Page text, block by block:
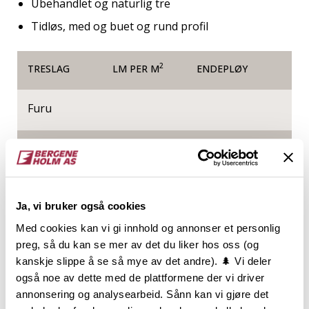
Ja, vi bruker også cookies
Med cookies kan vi gi innhold og annonser et personlig
preg, så du kan se mer av det du liker hos oss (og
kanskje slippe å se så mye av det andre). 🌲 Vi deler
også noe av dette med de plattformene der vi driver
annonsering og analysearbeid. Sånn kan vi gjøre det
Ubehandlet og naturlig tre
Tidløs, med og buet og rund profil
TRESLAG LM PER M2 ENDEPLØY
Furu
NOBB
Produktinformasjon
Listverksserien TIDLØS skaper et vakkert, men
samtidig enkelt, uttrykk. Serien er akkurat passe
profilert, og nettopp derfor vil Tidløs overleve